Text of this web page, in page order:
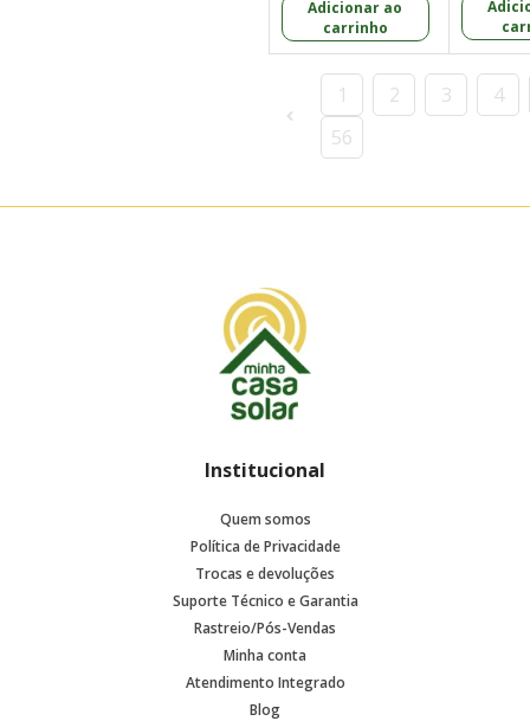
Adicionar ao
carrinho
1 2 3
4
56
Institucional
Quem somos
Política de Privacidade
Trocas e devoluções
Suporte Técnico e Garantia
Rastreio/Pós-Vendas
Minha conta
Atendimento Integrado
Blog